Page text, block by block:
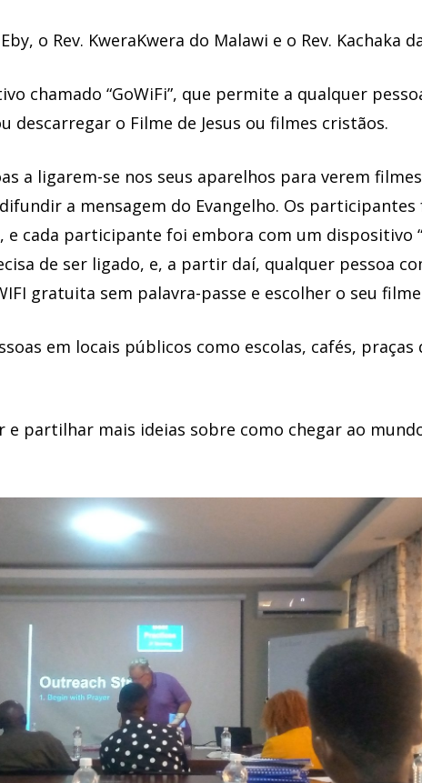
o Rev. KweraKwera do Malawi e o Rev. Kachaka
chamado “GoWiFi”, que permite a qualquer
descarregar o Filme de Jesus ou filmes cristãos.
a ligarem-se nos seus aparelhos para verem
a mensagem do Evangelho. Os
cada participante foi embora com um dispositivo
de ser ligado, e, a partir daí, qualquer pessoa
gratuita sem palavra-passe e escolher o seu
em locais públicos como escolas, cafés,
partilhar mais ideias sobre como chegar ao